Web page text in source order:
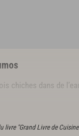
chiches dans de
livre "Grand Livre de